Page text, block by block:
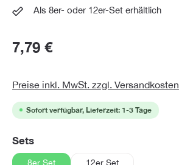
Als 8er- oder 12er-Set erhältlich
7,79 €
Preise inkl. MwSt. zzgl. Versandkosten
Sofort verfügbar, Lieferzeit: 1-3 Tage
Setsauswählen
8er Set 12er Set